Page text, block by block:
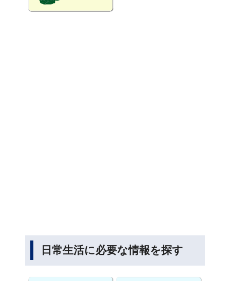
日常生活に必要な情報を探す